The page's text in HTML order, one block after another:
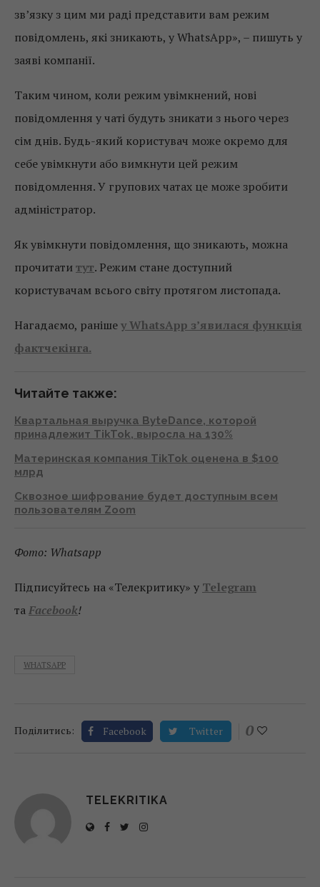
зв’язку з цим ми раді представити вам режим
повідомлень, які зникають, у WhatsApp», – пишуть у
заяві компанії.
Таким чином, коли режим увімкнений, нові
повідомлення у чаті будуть зникати з нього через
сім днів. Будь-який користувач може окремо для
себе увімкнути або вимкнути цей режим
повідомлення. У групових чатах це може зробити
адміністратор.
Як увімкнути повідомлення, що зникають, можна
прочитатитут. Режим стане доступний
користувачам всього світу протягом листопада.
Нагадаємо, ранішеу WhatsApp з’явилася функція
фактчекінга.
Читайте также:
Квартальная выручка ByteDance, которой
принадлежит TikTok, выросла на 130%
Материнская компания TikTok оценена в $100
млрд
Сквозное шифрование будет доступным всем
пользователям Zoom
Фото: Whatsapp
Підписуйтесь на «Телекритику» у Telegram
таFacebook!
WHATSAPP
Поділитись: Facebook Twitter 0
TELEKRITIKA